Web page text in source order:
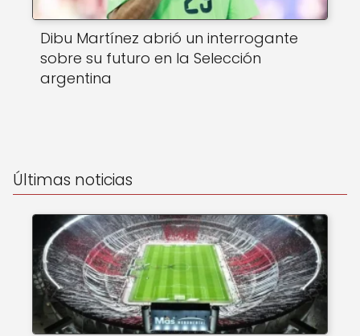
Dibu Martínez abrió un interrogante
sobre su futuro en la Selección
argentina
Últimas noticias